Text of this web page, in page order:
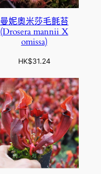
曼妮奧米莎毛氈苔
(Drosera mannii X
omissa)
HK$31.24